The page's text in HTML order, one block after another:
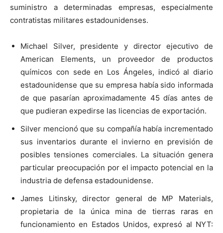
suministro a determinadas empresas, especialmente
contratistas militares estadounidenses.
Michael Silver, presidente y director ejecutivo de
American Elements, un proveedor de productos
químicos con sede en Los Ángeles, indicó al diario
estadounidense que su empresa había sido informada
de que pasarían aproximadamente 45 días antes de
que pudieran expedirse las licencias de exportación.
Silver mencionó que su compañía había incrementado
sus inventarios durante el invierno en previsión de
posibles tensiones comerciales. La situación genera
particular preocupación por el impacto potencial en la
industria de defensa estadounidense.
James Litinsky, director general de MP Materials,
propietaria de la única mina de tierras raras en
funcionamiento en Estados Unidos, expresó al NYT: